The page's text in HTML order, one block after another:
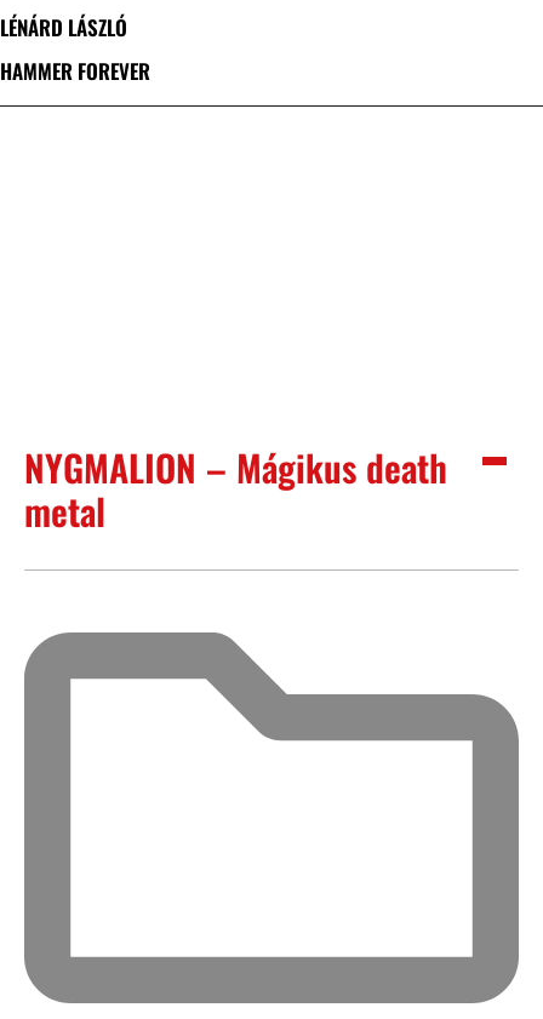
LÉNÁRD LÁSZLÓ
HAMMER FOREVER
NYGMALION – Mágikus death
metal